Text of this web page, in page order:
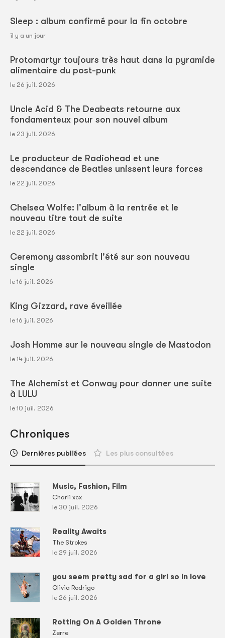
Sleep : album confirmé pour la fin octobre
il y a un jour
Protomartyr toujours très haut dans la pyramide
alimentaire du post-punk
le 26 juil. 2026
Uncle Acid & The Deabeats retourne aux
fondamenteux pour son nouvel album
le 23 juil. 2026
Le producteur de Radiohead et une
descendance de Beatles unissent leurs forces
le 22 juil. 2026
Chelsea Wolfe: l'album à la rentrée et le
nouveau titre tout de suite
le 22 juil. 2026
Ceremony assombrit l'été sur son nouveau
single
le 16 juil. 2026
King Gizzard, rave éveillée
le 16 juil. 2026
Josh Homme sur le nouveau single de Mastodon
le 14 juil. 2026
The Alchemist et Conway pour donner une suite
à LULU
le 10 juil. 2026
Chroniques
Dernières publiées Les plus consultées
Music, Fashion, Film
Charli xcx
le 30 juil. 2026
Reality Awaits
The Strokes
le 29 juil. 2026
you seem pretty sad for a girl so in love
Olivia Rodrigo
le 26 juil. 2026
Rotting On A Golden Throne
Zerre